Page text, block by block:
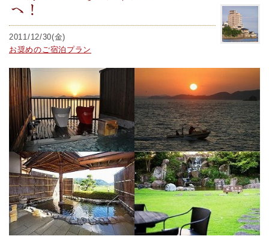
へ！
2011/12/30(金)
お奨めのご宿泊プラン